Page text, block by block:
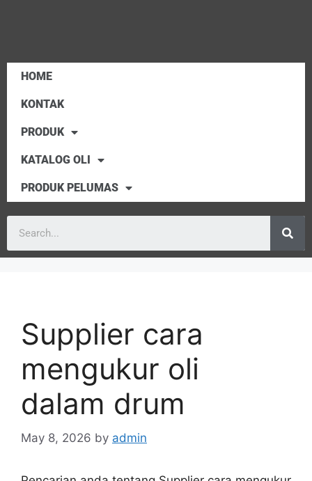
HOME
KONTAK
PRODUK
KATALOG OLI
PRODUK PELUMAS
Supplier cara
mengukur oli
dalam drum
May 8, 2026 by admin